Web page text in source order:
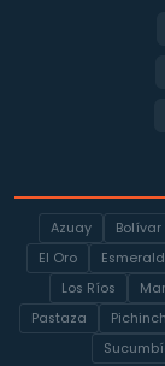
Azuay Bolívar
El Oro
Los Ríos
Pastaza